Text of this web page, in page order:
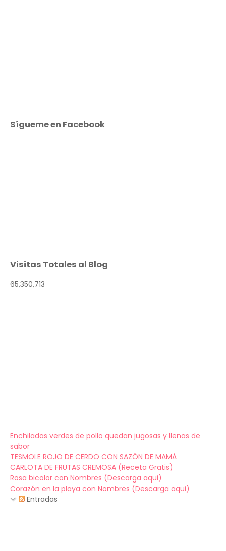
Sígueme en Facebook
Visitas Totales al Blog
65,350,713
Enchiladas verdes de pollo quedan jugosas y llenas de
sabor
TESMOLE ROJO DE CERDO CON SAZÓN DE MAMÁ
CARLOTA DE FRUTAS CREMOSA (Receta Gratis)
Rosa bicolor con Nombres (Descarga aqui)
Corazón en la playa con Nombres (Descarga aqui)
Entradas